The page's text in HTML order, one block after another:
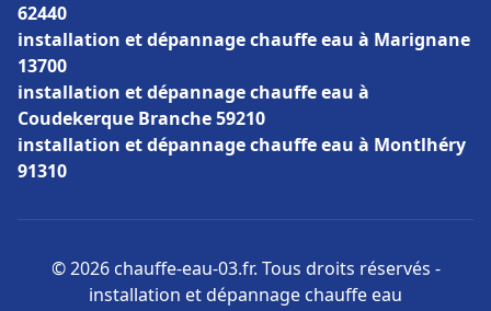
62440
installation et dépannage chauffe eau à Marignane
13700
installation et dépannage chauffe eau à
Coudekerque Branche 59210
installation et dépannage chauffe eau à Montlhéry
91310
© 2026 chauffe-eau-03.fr. Tous droits réservés -
installation et dépannage chauffe eau